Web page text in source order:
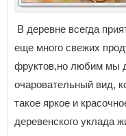
В деревне всегда
еще много свежих
фруктов,но любим мы
очаровательный вид,
такое яркое и
деревенского уклада